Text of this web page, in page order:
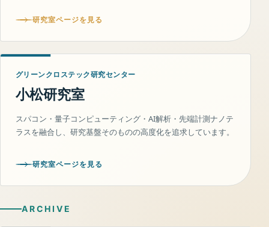
研究室ページを見る
グリーンクロステック研究センター
小松研究室
スパコン・量子コンピューティング・AI解析・先端計測ナノテ
ラスを融合し、研究基盤そのものの高度化を追求しています。
研究室ページを見る
ARCHIVE